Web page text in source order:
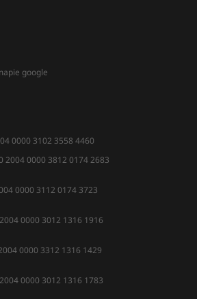
google
0000 3102 3558 4460
2004 0000 3812 0174 2683
0000 3112 0174 3723
0000 3012 1316 1916
0000 3312 1316 1429
0000 3012 1316 1783